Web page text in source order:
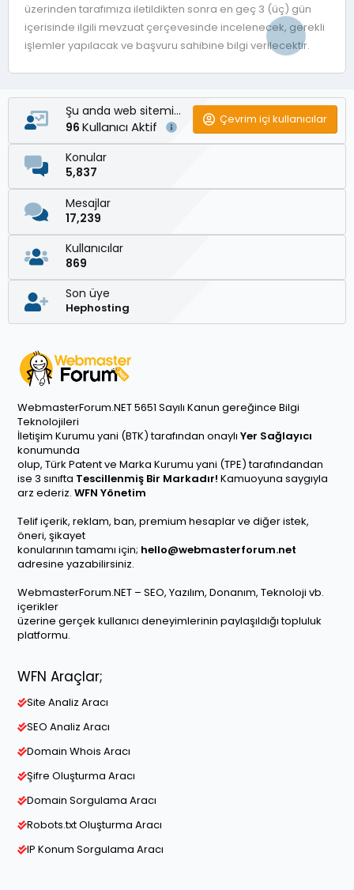
üzerinden tarafımıza iletildikten sonra en geç 3 (üç) gün
içerisinde ilgili mevzuat çerçevesinde incelenecek, gerekli
işlemler yapılacak ve başvuru sahibine bilgi verilecektir.
Şu anda web sitemizde
96 Kullanıcı Aktif Çevrim içi kullanıcılar
Konular
5,837
Mesajlar
17,239
Kullanıcılar
869
Son üye
Hephosting
WebmasterForum.NET 5651 Sayılı Kanun gereğince Bilgi
Teknolojileri
İletişim Kurumu yani (BTK) tarafından onaylı Yer Sağlayıcı
konumunda
olup, Türk Patent ve Marka Kurumu yani (TPE) tarafındandan
ise 3 sınıfta Tescillenmiş Bir Markadır! Kamuoyuna saygıyla
arz ederiz. WFN Yönetim
Telif içerik, reklam, ban, premium hesaplar ve diğer istek,
öneri, şikayet
konularının tamamı için; hello@webmasterforum.net
adresine yazabilirsiniz.
WebmasterForum.NET – SEO, Yazılım, Donanım, Teknoloji vb.
içerikler
üzerine gerçek kullanıcı deneyimlerinin paylaşıldığı topluluk
platformu.
WFN Araçlar;
Site Analiz Aracı
SEO Analiz Aracı
Domain Whois Aracı
Şifre Oluşturma Aracı
Domain Sorgulama Aracı
Robots.txt Oluşturma Aracı
IP Konum Sorgulama Aracı